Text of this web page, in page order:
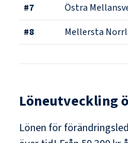
#7 Östra
#8 Mellersta
Löneutveckling
Lönen för